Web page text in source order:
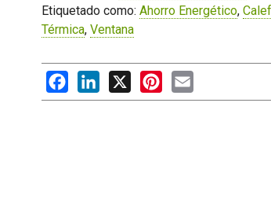
Etiquetado como: Ahorro Energético,
Térmica, Ventana
FacebookLinkedIn
X PinterestEmail